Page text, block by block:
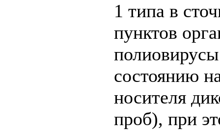
1 типа в
пунктов
состоянию
носителя
проб), при